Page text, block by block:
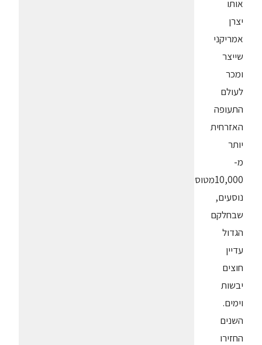
אותו
יצרן
אמריקני
שייצר
ומכר
לעולם
התעופה
האזרחית
יותר
מ-
10,000מטוסי
נוסעים,
שבחלקם
הגדול
עדיין
חוצים
יבשות
וימים.
השנים
החזירו